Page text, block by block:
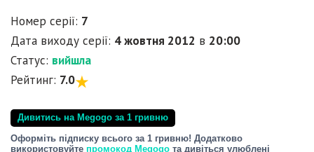
Номер серії: 7
Дата виходу серії: 4 жовтня 2012 в 20:00
Статус: вийшла
Рейтинг: 7.0
Дивитись на Megogo за 1 гривню
Оформіть підписку всього за 1 гривню! Додатково
використовуйте промокод Megogo та дивіться улюблені